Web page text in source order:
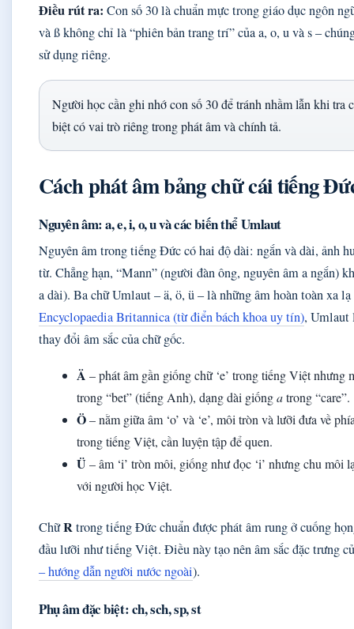
Điều rút ra: Con số 30 là chuẩn mực trong giáo dục ngôn
và ß không chỉ là “phiên bản trang trí” của a, o, u và s –
sử dụng riêng.
Người học cần ghi nhớ con số 30 để tránh nhầm lẫn khi tra
biệt có vai trò riêng trong phát âm và chính tả.
Cách phát âm bảng chữ cái tiếng
Nguyên âm: a, e, i, o, u và các biến thể Umlaut
Nguyên âm trong tiếng Đức có hai độ dài: ngắn và dài, ảnh
từ. Chẳng hạn, “Mann” (người đàn ông, nguyên âm a ngắn)
a dài). Ba chữ Umlaut – ä, ö, ü – là những âm hoàn toàn xa
Encyclopaedia Britannica (từ điển bách khoa uy tín), Umlaut
thay đổi âm sắc của chữ gốc.
Ä – phát âm gần giống chữ ‘e’ trong tiếng Việt
trong “bet” (tiếng Anh), dạng dài giốngatrong “care”.
Ö– nằm giữa âm ‘o’ và ‘e’, môi tròn và lưỡi đưa về
trong tiếng Việt, cần luyện tập để quen.
Ü – âm ‘i’ tròn môi, giống như đọc ‘i’ nhưng chu môi
với người học Việt.
ChữRtrong tiếng Đức chuẩn được phát âm rung ở cuống
đầu lưỡi như tiếng Việt. Điều này tạo nên âm sắc đặc trưng
– hướng dẫn người nước ngoài).
Phụ âm đặc biệt: ch, sch, sp, st